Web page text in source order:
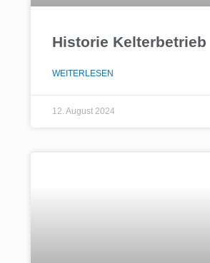
Historie Kelterbetrieb
WEITERLESEN
12. August 2024